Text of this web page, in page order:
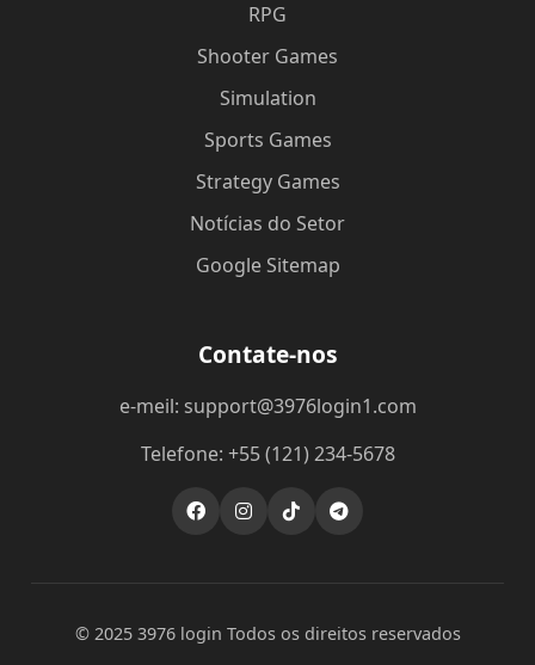
RPG
Shooter Games
Simulation
Sports Games
Strategy Games
Notícias do Setor
Google Sitemap
Contate-nos
e-meil: support@3976login1.com
Telefone: +55 (121) 234-5678
© 2025 3976 login Todos os direitos reservados